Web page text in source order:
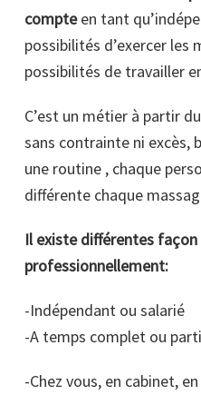
compteen tant
possibilités d’exercer les
possibilités de travailler
C’est un métier à partir
sans contrainte ni excès,
une routine , chaque
différente chaque
Il existe différentes façon
professionnellement:
-Indépendant ou salarié
-A temps complet ou
-Chez vous, en cabinet,